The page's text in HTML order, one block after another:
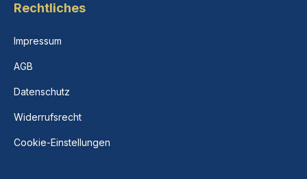
Rechtliches
Impressum
AGB
Datenschutz
Widerrufsrecht
Cookie-Einstellungen